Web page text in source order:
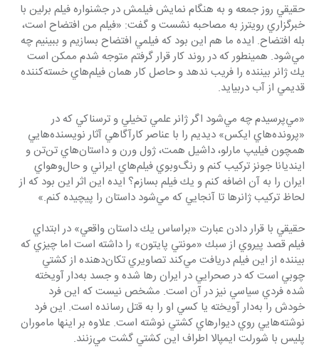
حقيقي روز جمعه و به هنگام نمايش فيلمش در جشنواره فيلم برلين با
خبرگزاري رويترز به مصاحبه نشست و گفت: «فيلم من افتضاح است،
بله افتضاح. ايده ما هم اين بود كه فيلمي افتضاح بسازيم و ببينيم چه
مي‌شود. همينطور كه در روند كار قرار گرفتم متوجه شدم ممكن است
يك ژانر بيننده را فريب ندهد و حاصل كار همان فيلم‌هاي خسته‌كننده
قديمي از آب دربيايد.
«مي‌پرسيدم چه مي‌شود اگر ژانر علمي تخيلي و ترسناكي كه در
«پرونده‌هاي ايكس» ديديم را با عناصر كارآگاهي آثار نويسنده‌هايي
همچون فيليپ مارلو، داشيل همت، ژول ورن و داستان‌هاي تن‌تن و
اينديانا جونز تركيب كنم و رنگ‌وبوي فيلم‌هاي ايراني و حال‌وهواي
ايران را به آن اضافه كنم و يك فيلم بسازم؟ ايده اين اثر اين بود كه از
لحاظ تركيب ژانرها تا آنجايي كه مي‌شود داستان را پيچيده كنم.»
حقيقي با قرار دادن عبارت «براساس يك داستان واقعي» در ابتداي
فيلم قصد پيروي از سبك «مونتي پايتون» را داشته است اما چيزي كه
بيننده از اين فيلم دريافت مي‌كند تصاويري تكان‌دهنده از كشتي
چوبي است كه در صحرايي در ايران رها شده و جسد به‌دار آويخته
شده فردي سياسي نيز در آن است. مشخص نيست كه اين فرد
خودش را به‌دار آويخته يا كسي او را به قتل رسانده است. اين فرد
نوشته‌هايي روي ديوارهاي كشتي نوشته است. علاوه بر اينها ماموران
پليس با شورلت ايمپالا اطراف اين كشتي گشت مي‌زنند.